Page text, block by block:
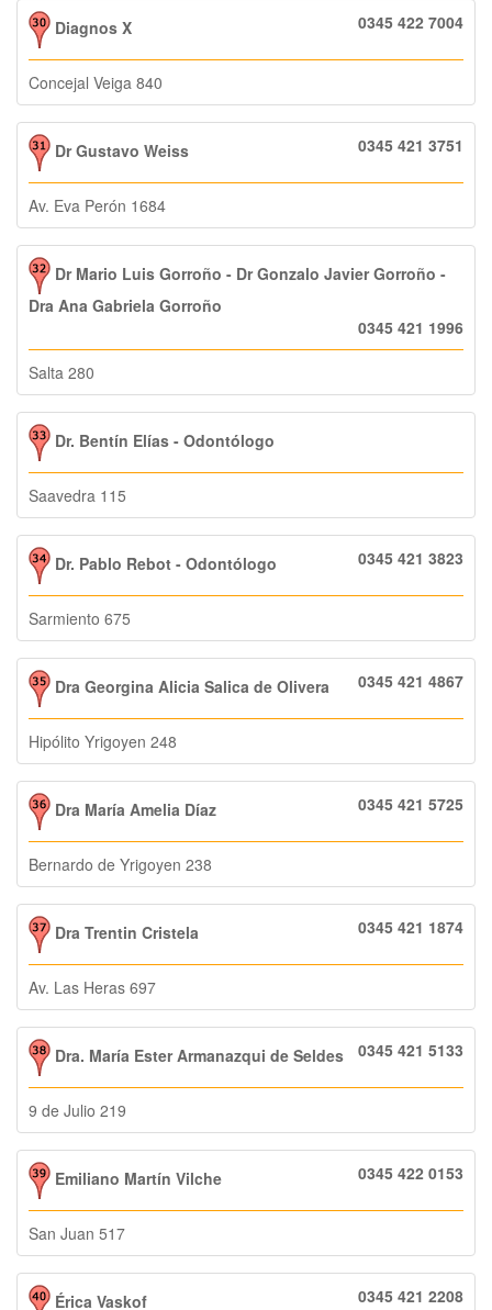
Diagnos X 0345 422 7004
Concejal Veiga 840
Dr Gustavo Weiss 0345 421 3751
Av. Eva Perón 1684
Dr Mario Luis Gorroño - Dr Gonzalo Javier Gorroño -
Dra Ana Gabriela Gorroño
0345 421 1996
Salta 280
Dr. Bentín Elías - Odontólogo
Saavedra 115
Dr. Pablo Rebot - Odontólogo 0345 421 3823
Sarmiento 675
Dra Georgina Alicia Salica de Olivera 0345 421 4867
Hipólito Yrigoyen 248
Dra María Amelia Díaz 0345 421 5725
Bernardo de Yrigoyen 238
Dra Trentin Cristela 0345 421 1874
Av. Las Heras 697
Dra. María Ester Armanazqui de Seldes 0345 421 5133
9 de Julio 219
Emiliano Martín Vilche 0345 422 0153
San Juan 517
Érica Vaskof 0345 421 2208